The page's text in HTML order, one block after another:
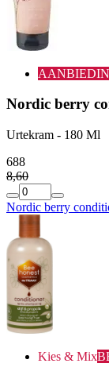
Nordic berry
Urtekram - 180 Ml
688
8,60
Nordic berry
Kies & Mix